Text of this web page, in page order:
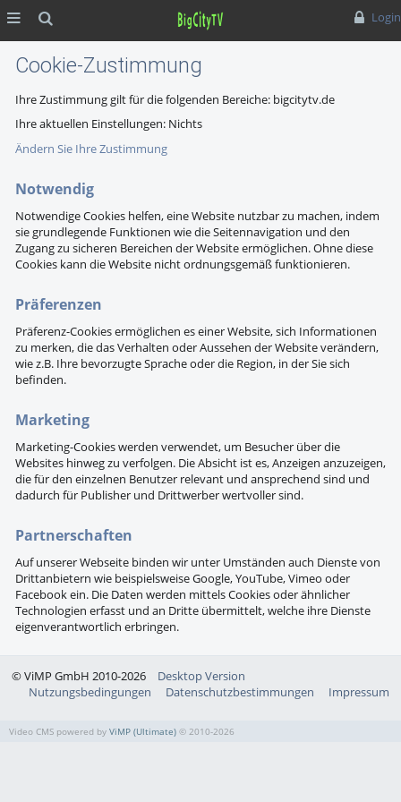
Login
Cookie-Zustimmung
Ihre Zustimmung gilt für die folgenden Bereiche: bigcitytv.de
Ihre aktuellen Einstellungen: Nichts
Ändern Sie Ihre Zustimmung
Notwendig
Notwendige Cookies helfen, eine Website nutzbar zu machen, indem
sie grundlegende Funktionen wie die Seitennavigation und den
Zugang zu sicheren Bereichen der Website ermöglichen. Ohne diese
Cookies kann die Website nicht ordnungsgemäß funktionieren.
Präferenzen
Präferenz-Cookies ermöglichen es einer Website, sich Informationen
zu merken, die das Verhalten oder Aussehen der Website verändern,
wie z.B. Ihre bevorzugte Sprache oder die Region, in der Sie sich
befinden.
Marketing
Marketing-Cookies werden verwendet, um Besucher über die
Websites hinweg zu verfolgen. Die Absicht ist es, Anzeigen anzuzeigen,
die für den einzelnen Benutzer relevant und ansprechend sind und
dadurch für Publisher und Drittwerber wertvoller sind.
Partnerschaften
Auf unserer Webseite binden wir unter Umständen auch Dienste von
Drittanbietern wie beispielsweise Google, YouTube, Vimeo oder
Facebook ein. Die Daten werden mittels Cookies oder ähnlicher
Technologien erfasst und an Dritte übermittelt, welche ihre Dienste
eigenverantwortlich erbringen.
© ViMP GmbH 2010-2026
Desktop Version
Nutzungsbedingungen
Datenschutzbestimmungen Impressum
Video CMS powered byViMP (Ultimate) © 2010-2026